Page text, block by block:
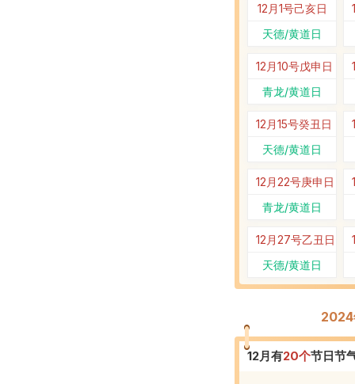
12月1号己亥日
天德/黄道日
12月10号戊申日
青龙/黄道日
12月15号癸丑日
天德/黄道日
12月22号庚申日
青龙/黄道日
12月27号乙丑日
天德/黄道日
2024
12月有20个节日节